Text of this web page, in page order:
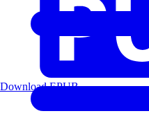
Download EPUB